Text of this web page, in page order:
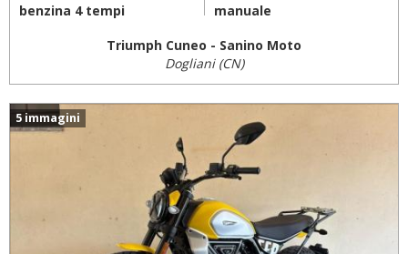
benzina 4 tempi manuale
Triumph Cuneo - Sanino Moto
Dogliani (CN)
5 immagini